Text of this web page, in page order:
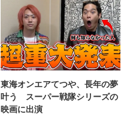
東海オンエアてつや、長年の夢
叶う スーパー戦隊シリーズの
映画に出演